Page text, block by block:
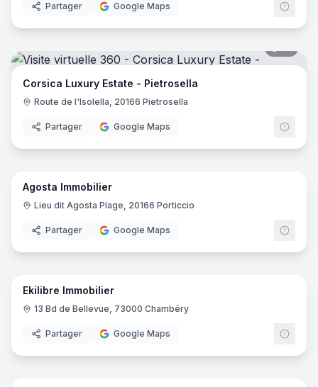
Partager Google Maps
Corsica Luxury Estate - Pietrosella
Route de l'Isolella, 20166 Pietrosella
Partager Google Maps
10
Agosta Immobilier
Lieu dit Agosta Plage, 20166 Porticcio
Partager Google Maps
11
Ekilibre Immobilier
13 Bd de Bellevue, 73000 Chambéry
Partager Google Maps
8